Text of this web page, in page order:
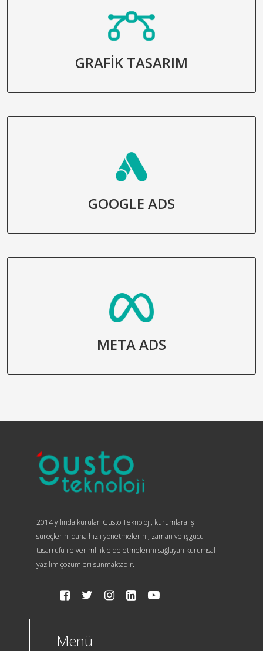
GRAFİK TASARIM
GOOGLE ADS
META ADS
2014 yılında kurulan Gusto Teknoloji, kurumlara iş
süreçlerini daha hızlı yönetmelerini, zaman ve işgücü
tasarrufu ile verimlilik elde etmelerini sağlayan kurumsal
yazılım çözümleri sunmaktadır.
Menü